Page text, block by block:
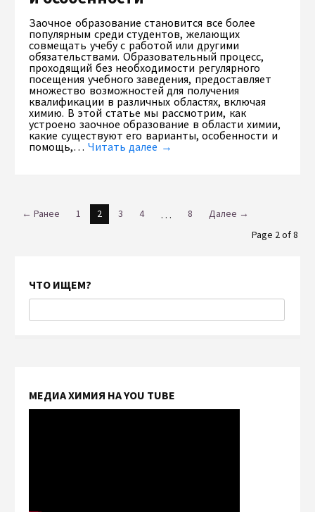
Заочное образование становится все более
популярным среди студентов, желающих
совмещать учебу с работой или другими
обязательствами. Образовательный процесс,
проходящий без необходимости регулярного
посещения учебного заведения, предоставляет
множество возможностей для получения
квалификации в различных областях, включая
химию. В этой статье мы рассмотрим, как
устроено заочное образование в области химии,
какие существуют его варианты, особенности и
помощь,… Читать далее →
← Ранее 1 2 3 4 … 8
Далее →
Page 2 of 8
ЧТО ИЩЕМ?
МЕДИА ХИМИЯ НА YOU TUBE